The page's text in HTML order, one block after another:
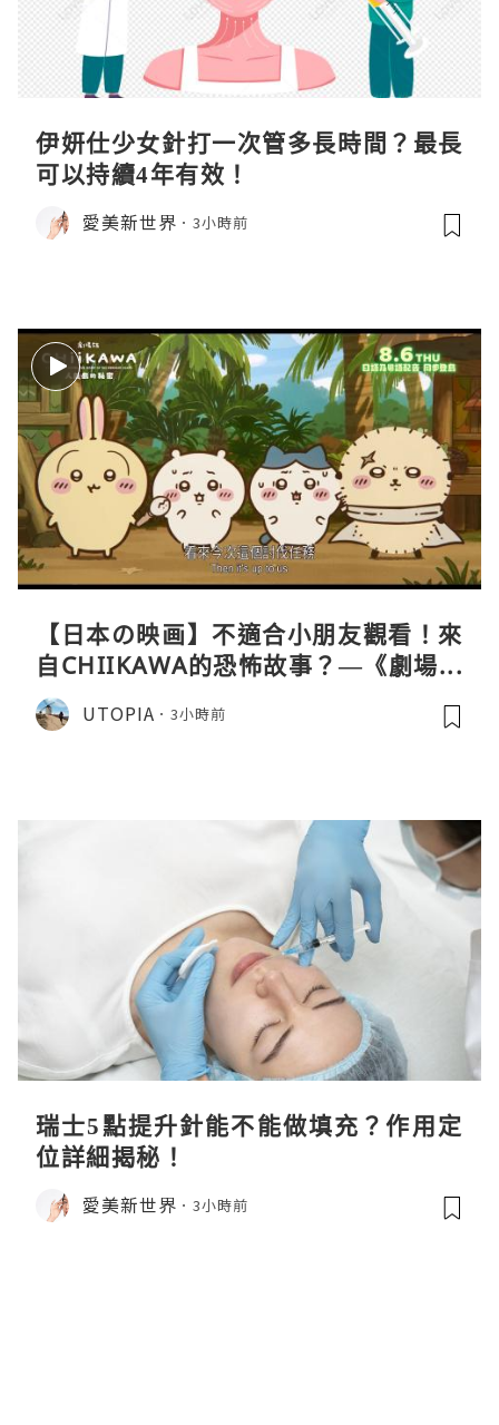
伊妍仕少女針打一次管多長時間？最長
可以持續4年有效！
愛美新世界 3小時前
【日本の映画】不適合小朋友觀看！來
自CHIIKAWA的恐怖故事？—《劇場版
CHIIKAWA 人魚島的秘密》
UTOPIA 3小時前
瑞士5點提升針能不能做填充？作用定
位詳細揭秘！
愛美新世界 3小時前